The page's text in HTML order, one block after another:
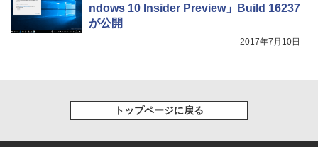
ndows 10 Insider Preview」Build 16237
が公開
2017年7月10日
トップページに戻る